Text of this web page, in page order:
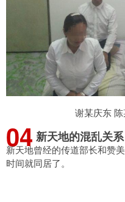
谢某庆东 陈
04 新天地的混乱关系
新天地曾经的传道部长和赞
时间就同居了。